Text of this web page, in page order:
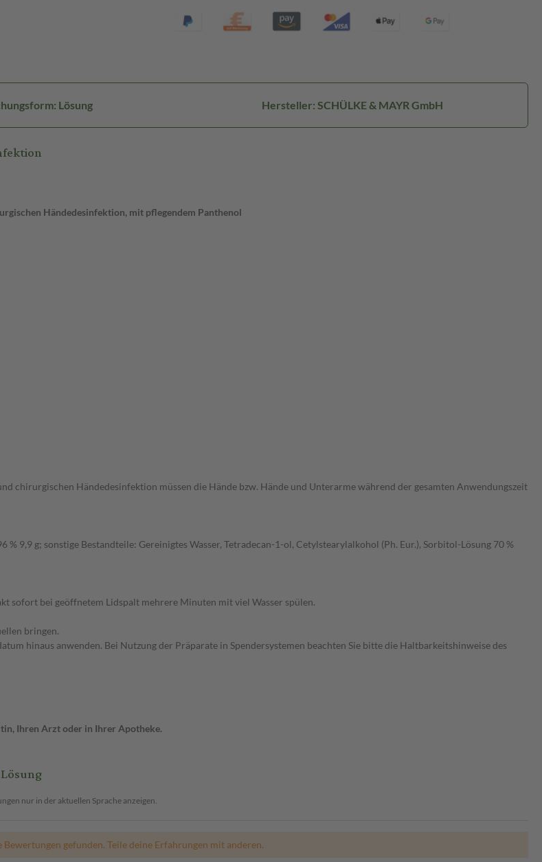
Lösung Hersteller: SCHÜLKE & MAYR GmbH
Händedesinfektion, mit pflegendem Panthenol
chirurgischen Händedesinfektion müssen die Hände bzw. Hände und Unterarme während der gesamten Anwendungszeit
9,9 g; sonstige Bestandteile: Gereinigtes Wasser, Tetradecan-1-ol, Cetylstearylalkohol (Ph. Eur.), Sorbitol-Lösung 70 %
sofort bei geöffnetem Lidspalt mehrere Minuten mit viel Wasser spülen.
bringen.
hinaus anwenden. Bei Nutzung der Präparate in Spendersystemen beachten Sie bitte die Haltbarkeitshinweise des
Ihren Arzt oder in Ihrer Apotheke.
nur in der aktuellen Sprache anzeigen.
Bewertungen gefunden. Teile deine Erfahrungen mit anderen.